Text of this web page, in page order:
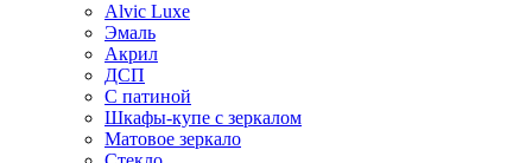
Alvic Luxe
Эмаль
Акрил
ДСП
С патиной
Шкафы-купе с зеркалом
Матовое зеркало